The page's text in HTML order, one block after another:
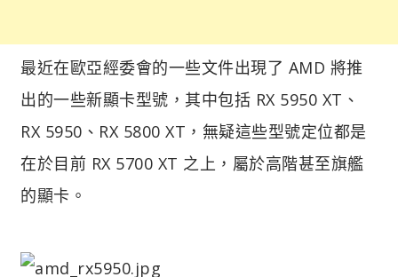
最近在歐亞經委會的一些文件出現了 AMD 將推
出的一些新顯卡型號，其中包括 RX 5950 XT、
RX 5950、RX 5800 XT，無疑這些型號定位都是
在於目前 RX 5700 XT 之上，屬於高階甚至旗艦
的顯卡。